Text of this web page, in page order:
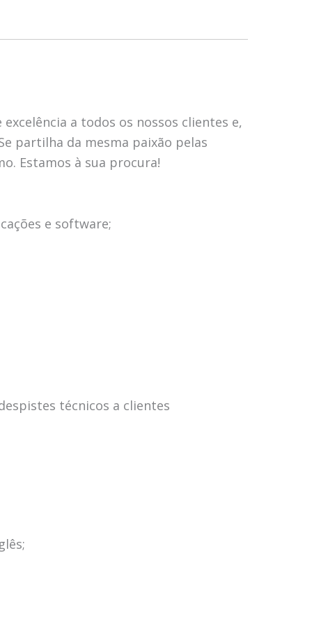
a todos os nossos clientes e,
partilha da mesma paixão pelas
Estamos à sua procura!
e software;
técnicos a clientes